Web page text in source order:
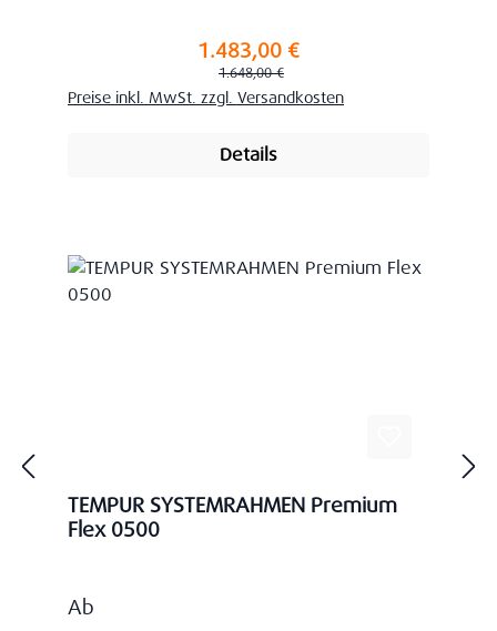
Verkaufspreis:1.483,00 €
Regulärer Preis:
1.648,00 €
Preise inkl. MwSt. zzgl. Versandkosten
Details
TEMPUR SYSTEMRAHMEN Premium
Flex 0500
Regulärer Preis:
Ab